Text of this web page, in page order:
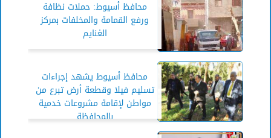
محافظ أسيوط: حملات نظافة
ورفع القمامة والمخلفات بمركز
الغنايم
محافظ أسيوط يشهد إجراءات
تسليم فيلا وقطعة أرض تبرع من
مواطن لإقامة مشروعات خدمية
بالمحافظة